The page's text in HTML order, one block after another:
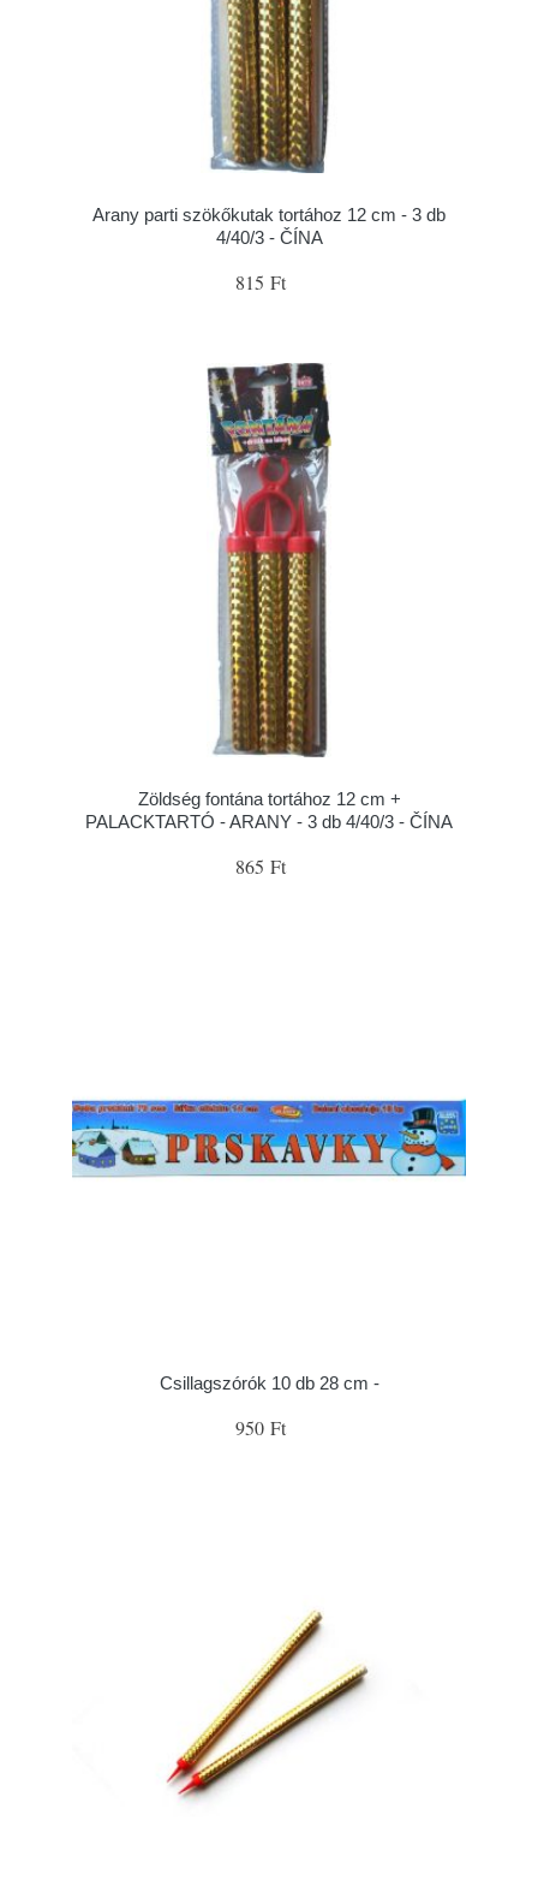
Arany parti szökőkutak tortához 12 cm - 3 db
4/40/3 - ČÍNA
815 Ft
Zöldség fontána tortához 12 cm +
PALACKTARTÓ - ARANY - 3 db 4/40/3 - ČÍNA
865 Ft
Csillagszórók 10 db 28 cm -
950 Ft